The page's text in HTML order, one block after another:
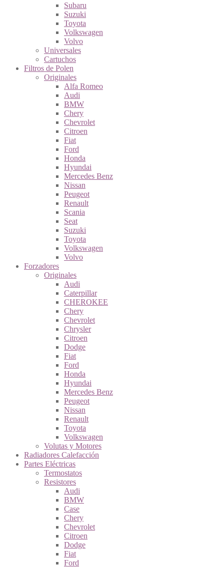
Subaru
Suzuki
Toyota
Volkswagen
Volvo
Universales
Cartuchos
Filtros de Polen
Originales
Alfa Romeo
Audi
BMW
Chery
Chevrolet
Citroen
Fiat
Ford
Honda
Hyundai
Mercedes Benz
Nissan
Peugeot
Renault
Scania
Seat
Suzuki
Toyota
Volkswagen
Volvo
Forzadores
Originales
Audi
Caterpillar
CHEROKEE
Chery
Chevrolet
Chrysler
Citroen
Dodge
Fiat
Ford
Honda
Hyundai
Mercedes Benz
Peugeot
Nissan
Renault
Toyota
Volkswagen
Volutas y Motores
Radiadores Calefacción
Partes Eléctricas
Termostatos
Resistores
Audi
BMW
Case
Chery
Chevrolet
Citroen
Dodge
Fiat
Ford